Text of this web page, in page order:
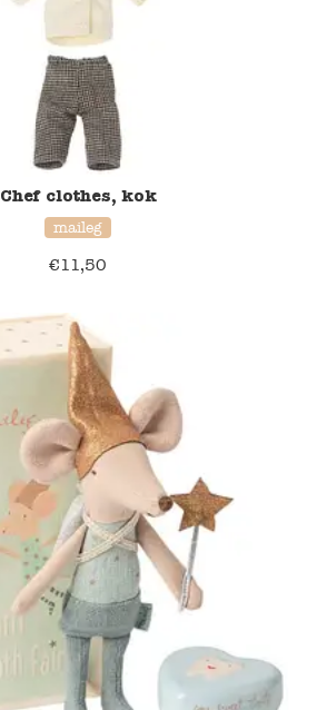
Chef clothes, kok
maileg
€11,50